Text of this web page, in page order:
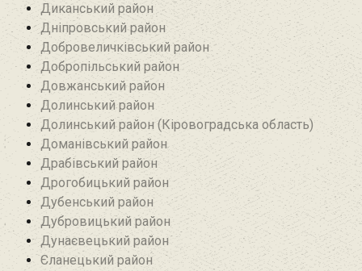
Диканський район
Дніпровський район
Добровеличківський район
Добропільський район‎
Довжанський район
Долинський район
Долинський район (Кіровоградська область)
Доманівський район‎
Драбівський район‎
Дрогобицький район
Дубенський район
Дубровицький район‎
Дунаєвецький район
Єланецький район‎